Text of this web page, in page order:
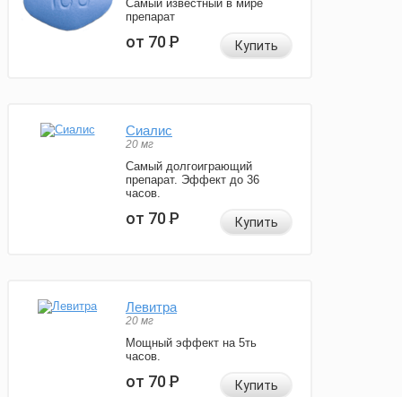
Самый известный в мире
препарат
от 70Р Купить
Сиалис
20 мг
Самый долгоиграющий
препарат. Эффект до 36
часов.
от 70Р Купить
Левитра
20 мг
Мощный эффект на 5ть
часов.
от 70Р Купить